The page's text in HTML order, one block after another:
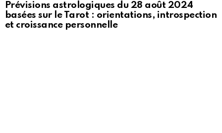
Prévisions astrologiques du 28 août 2024
basées sur le Tarot : orientations, introspection
et croissance personnelle